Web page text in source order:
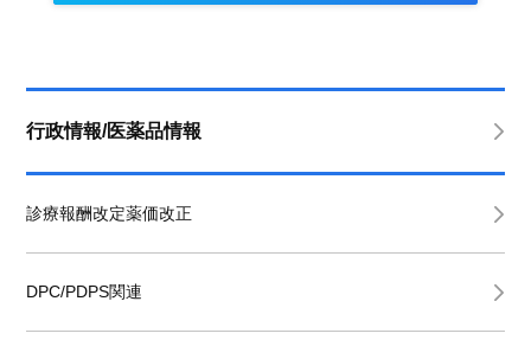
行政情報/医薬品情報
診療報酬改定薬価改正
DPC/PDPS関連